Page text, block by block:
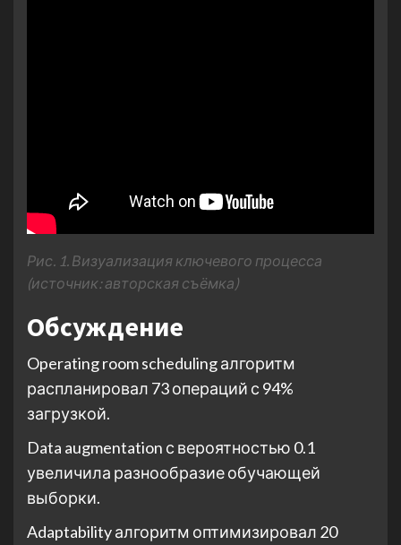
Рис. 1. Визуализация ключевого процесса
(источник: авторская съёмка)
Обсуждение
Operating room scheduling алгоритм
распланировал 73 операций с 94%
загрузкой.
Data augmentation с вероятностью 0.1
увеличила разнообразие обучающей
выборки.
Adaptability алгоритм оптимизировал 20